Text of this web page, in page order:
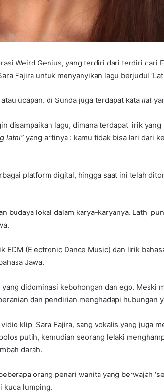
Weird Genius, yang terdiri dari terdiri dari
Fajira untuk menyanyikan lagu berjudul
ucapan. di Sunda juga terdapat kata ilat
disampaikan lagu, dimana terdapat lirik yang
lathi” yang artinya : kamu tidak bisa lari dari
platform digital, hingga saat ini telah
budaya lokal dalam karya-karyanya. Lathi
EDM (Electronic Dance Music) dan lirik
Jawa.
didominasi kebohongan dan ego. Meski
dan pendirian menghadapi hubungan
klip. Sara Fajira, sang vokalis yang juga
putih, kemudian seorang lelaki
darah.
orang penari wanita yang berwajah
kuda lumping.